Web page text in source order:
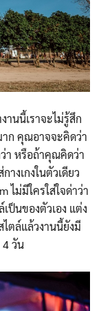
านนี้เราจะไม่รู้สึก
าก คุณอาจจะคิดว่า
า หรือถ้าคุณคิดว่า
งเกงในตัวเดียว
ไม่มีใครใส่ใจด่าว่า
นของตัวเอง แต่ง
ตล์แล้วงานนี้ยังมี
วัน